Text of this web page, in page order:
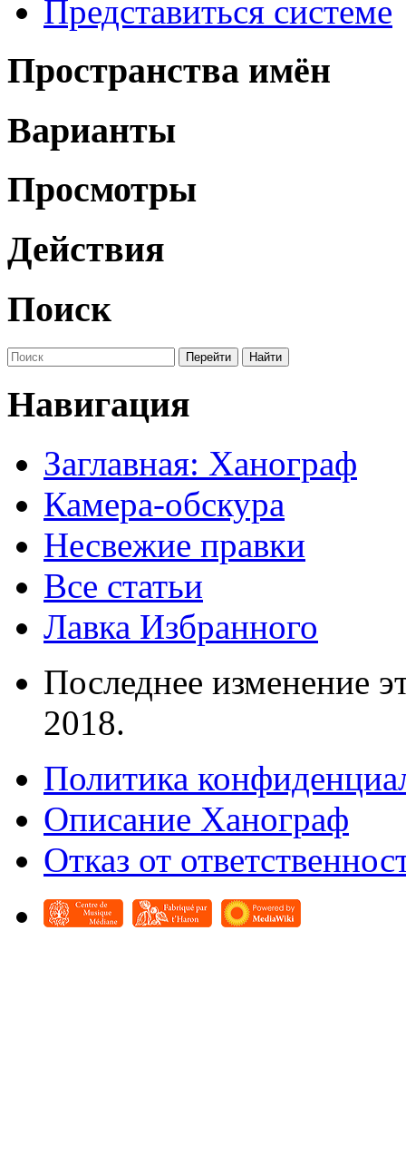
Представиться системе
Пространства имён
Варианты
Просмотры
Действия
Поиск
Навигация
Заглавная: Ханограф
Камера-обскура
Несвежие правки
Все статьи
Лавка Избранного
Последнее изменение
2018.
Политика
Описание Ханограф
Отказ от